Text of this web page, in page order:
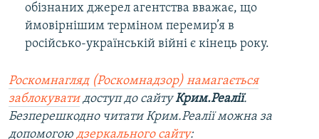
обізнаних джерел агентства вважає, що
ймовірнішим терміном перемир’я в
російсько-українській війні є кінець року.
Роскомнагляд (Роскомнадзор) намагається
заблокуватидоступ до сайтуКрим.Реалії.
Безперешкодно читати Крим.Реалії можна за
допомогою дзеркального сайту: